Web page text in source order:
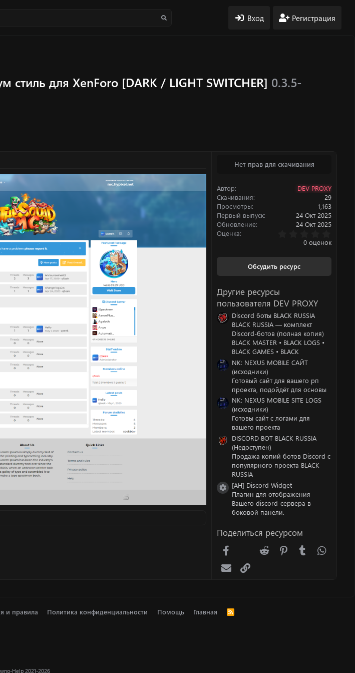
Вход Регистрация
для XenForo [DARK / LIGHT SWITCHER] 0.3.5-
Нет прав для скачивания
Автор
DEV PROXY
Скачивания
29
Просмотры
1,163
Первый выпуск
24 Окт 2025
Обновление
24 Окт 2025
Оценка
.
0
0 оценок
Обсудить ресурс
Другие ресурсы
пользователя DEV PROXY
Discord боты BLACK RUSSIA
BLACK RUSSIA — комплект
Discord-ботов (полная копия)
BLACK MASTER • BLACK LOGS •
BLACK GAMES • BLACK
NK: NEXUS MOBILE САЙТ
(исходники)
Готовый сайт для вашего рп
проекта, подойдёт для основы
NK: NEXUS MOBILE SITE LOGS
(исходники)
Готовы сайт с логами для
вашего проекта
DISCORD BOT BLACK RUSSIA
(Недоступен)
Продажа копий ботов Discord с
популярного проекта BLACK
RUSSIA
Иконка ресурса
[AH] Discord Widget
Плагин для отображения
Вашего discord-сервера в
боковой панели.
Поделиться ресурсом
FacebookX (Twitter)
Reddit PinterestTumblr
Электронная почта
и правила Политика конфиденциальности Помощь Главная
R
Help 2021-2026